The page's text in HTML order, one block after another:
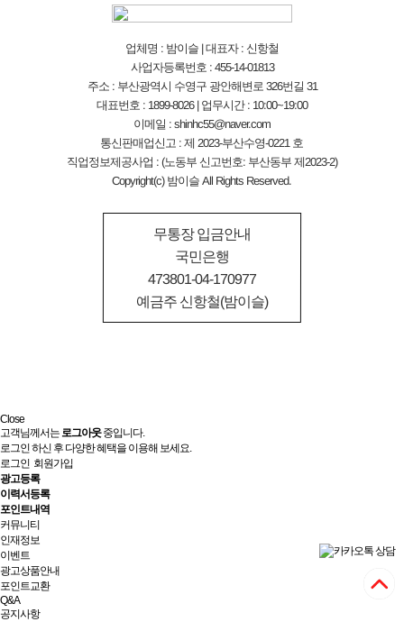
업체명 : 밤이슬 | 대표자 : 신항철
사업자등록번호 : 455-14-01813
주소 : 부산광역시 수영구 광안해변로 326번길 31
대표번호 : 1899-8026 | 업무시간 : 10:00~19:00
이메일 : shinhc55@naver.com
통신판매업신고 : 제 2023-부산수영-0221 호
직업정보제공사업 : (노동부 신고번호: 부산동부 제2023-2)
Copyright(c) 밤이슬 All Rights Reserved.
무통장 입금안내
국민은행
473801-04-170977
예금주 신항철(밤이슬)
Close
고객님께서는로그아웃중입니다.
로그인 하신 후 다양한 혜택을 이용해 보세요.
로그인 회원가입
광고등록
이력서등록
포인트내역
커뮤니티
인재정보
이벤트
광고상품안내
포인트교환
Q&A
공지사항